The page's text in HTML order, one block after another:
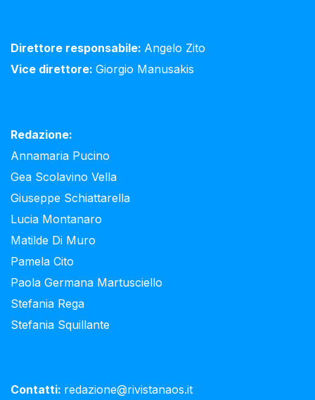
Direttore responsabile: Angelo Zito
Vice direttore: Giorgio Manusakis
Redazione:
Annamaria Pucino
Gea Scolavino Vella
Giuseppe Schiattarella
Lucia Montanaro
Matilde Di Muro
Pamela Cito
Paola Germana Martusciello
Stefania Rega
Stefania Squillante
Contatti: redazione@rivistanaos.it